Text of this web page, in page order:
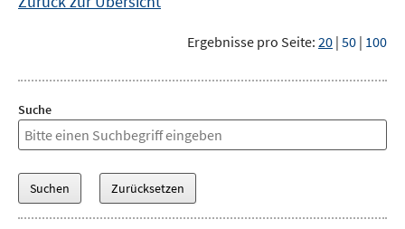
Ergebnisse pro Seite: 20 | 50 | 100
Suche